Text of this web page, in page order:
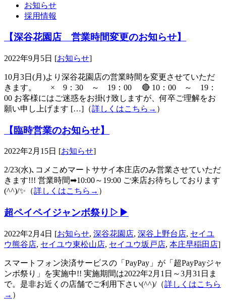
お知らせ
採用情報
【深谷花園店 営業時間変更のお知らせ】
2022年9月5日 [お知らせ]
10月3日(月)より深谷花園店の営業時間を変更させていただ
きます。 × 9：30 ～ 19：00 🔴 10：00 ～ 19：
00 お客様にはご迷惑をお掛け致しますが、何卒ご理解をお
願い申し上げます […]（詳しくはこちら→ ）
【臨時営業のお知らせ】
2022年2月15日 [お知らせ]
2/23(水)､コメこめマートササイ本庄店のみ営業させていただ
きます!!! 営業時間➡10:00～19:00 ご来店お待ちしております
(^^)/✨（詳しくはこちら→ ）
超ペイペイジャンボ祭り▷▶
2022年2月4日 [お知らせ, 深谷花園店, 深谷上野台店, セイユ
ウ熊谷店, セイユウ東松山店, セイユウ坂戸店, 本庄早稲田店]
スマートフォン決済サービスの「PayPay」が「超PayPayジャ
ンボ祭り」を実施中!! 実施期間は2022年2月1日～3月31日ま
で。是非お近くの店舗でご利用下さい(^^)/（詳しくはこちら
→ ）